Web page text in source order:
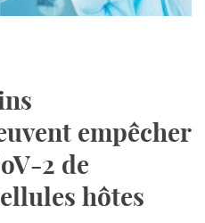
empêcher
2 de
hôtes